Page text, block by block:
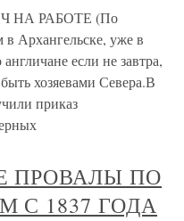
НА РАБОТЕ (По
Архангельске, уже в
если не завтра,
хозяевами Севера.В
приказ
ПРОВАЛЫ ПО
1837 ГОДА